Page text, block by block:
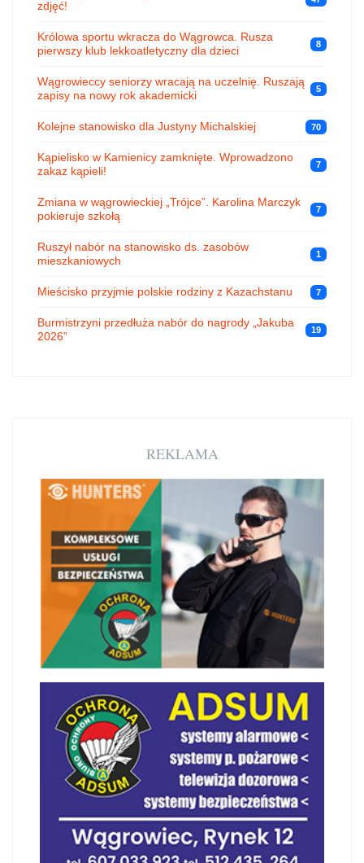
zdjęć!
Królowa sportu wkracza do Wągrowca. Rusza
pierwszy klub lekkoatletyczny dla dzieci
8
Wągrowieccy seniorzy wracają na uczelnię. Ruszają
zapisy na nowy rok akademicki
5
Kolejne stanowisko dla Justyny Michalskiej 70
Kąpielisko w Kamienicy zamknięte. Wprowadzono
zakaz kąpieli!
7
Zmiana w wągrowieckiej „Trójce”. Karolina Marczyk
pokieruje szkołą
7
Ruszył nabór na stanowisko ds. zasobów
mieszkaniowych
1
Mieścisko przyjmie polskie rodziny z Kazachstanu 7
Burmistrzyni przedłuża nabór do nagrody „Jakuba
2026”
19
REKLAMA